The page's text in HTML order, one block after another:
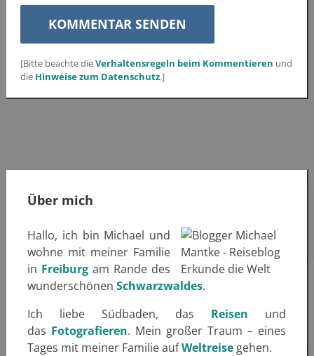
[Bitte beachte dieVerhaltensregeln beim Kommentieren und
die Hinweise zum Datenschutz.]
Über mich
Hallo, ich bin Michael und
wohne mit meiner Familie
in Freiburg am Rande des
wunderschönen Schwarzwaldes.
Ich liebe Südbaden, das Reisen und
das Fotografieren. Mein großer Traum – eines
Tages mit meiner Familie aufWeltreise gehen.